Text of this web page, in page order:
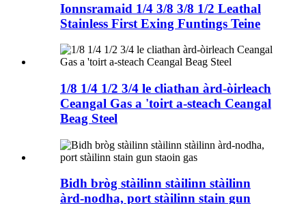
Ionnsramaid 1/4 3/8 3/8 1/2 Leathal
Stainless First Exing Funtings Teine
1/8 1/4 1/2 3/4 le cliathan àrd-òirleach
Ceangal Gas a 'toirt a-steach Ceangal
Beag Steel
Bidh bròg stàilinn stàilinn stàilinn
àrd-nodha, port stàilinn stain gun